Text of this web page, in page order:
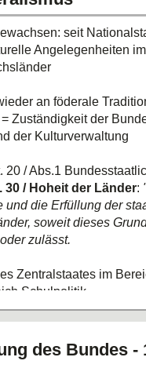
seit
Angelegenheiten
an föderale
= Zuständigkeit der
der Kulturverwaltung
20 / Abs.1
30 / Hoheit der Länder:
und die Erfüllung der
soweit dieses
zulässt.
Zentralstaates im
Schulpolitik
im Verlauf der
- Ende der 70er
2) um
des Bundes -